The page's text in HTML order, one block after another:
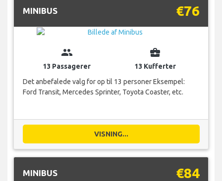
MINIBUS €76
group
13 Passagerer
business_center
13 Kufferter
Det anbefalede valg for op til 13 personer Eksempel:
Ford Transit, Mercedes Sprinter, Toyota Coaster, etc.
VISNING...
MINIBUS €84